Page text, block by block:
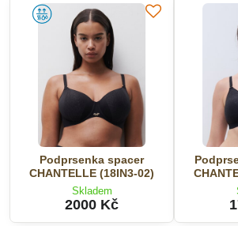
Podprsenka spacer
CHANTELLE (18IN3-02)
Skladem
2000 Kč